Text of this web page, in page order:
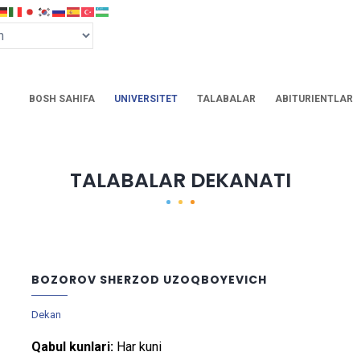
BOSH SAHIFA UNIVERSITET TALABALAR ABITURIENTLAR
TALABALAR DEKANATI
BOZOROV SHERZOD UZOQBOYEVICH
Dekan
Qabul kunlari: Har kuni